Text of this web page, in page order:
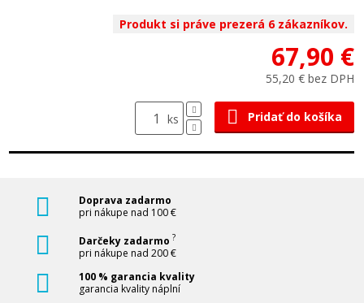
Produkt si práve prezerá 6 zákazníkov.
67,90 €
55,20 € bez DPH
ks Pridať do košíka
Doprava zadarmo
pri nákupe nad 100 €
Darčeky zadarmo ?
pri nákupe nad 200 €
100 % garancia kvality
garancia kvality náplní